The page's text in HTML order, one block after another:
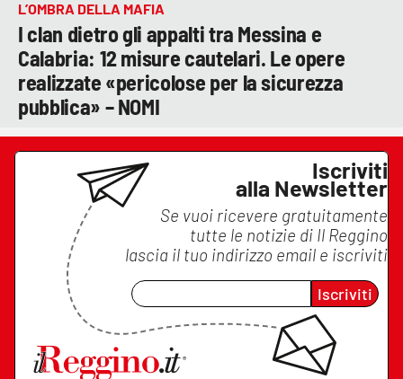
L’OMBRA DELLA MAFIA
I clan dietro gli appalti tra Messina e
Calabria: 12 misure cautelari. Le opere
realizzate «pericolose per la sicurezza
pubblica» – NOMI
Iscriviti
alla Newsletter
Se vuoi ricevere gratuitamente
tutte le notizie di Il Reggino
lascia il tuo indirizzo email e iscriviti
Iscriviti